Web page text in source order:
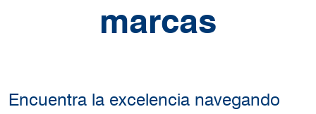
marcas
Encuentra la excelencia navegando